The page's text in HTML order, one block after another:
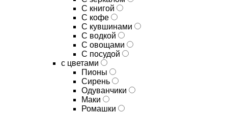
C книгой
C кофе
C кувшинами
C водкой
C овощами
C посудой
с цветами
Пионы
Сирень
Одуванчики
Маки
Ромашки